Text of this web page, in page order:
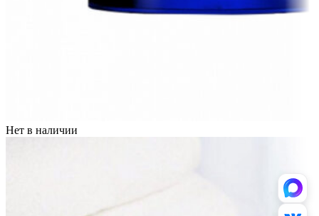
Нет в наличии